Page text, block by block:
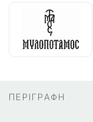
ΠΕΡΙΓΡΑΦΗ